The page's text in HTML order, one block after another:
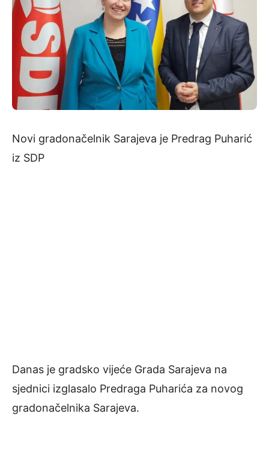
Novi gradonačelnik Sarajeva je Predrag Puharić
iz SDP
Danas je gradsko vijeće Grada Sarajeva na
sjednici izglasalo Predraga Puharića za novog
gradonačelnika Sarajeva.